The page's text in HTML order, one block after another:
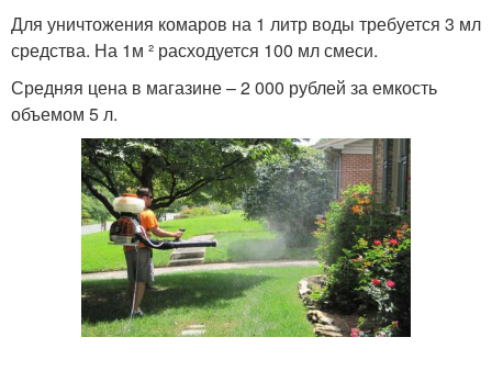
Для уничтожения комаров на 1 литр воды требуется 3 мл
средства. На 1м ² расходуется 100 мл смеси.
Средняя цена в магазине – 2 000 рублей за емкость
объемом 5 л.